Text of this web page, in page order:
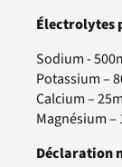
Électrolytes
Sodium -
Potassium –
Calcium –
Magnésium –
Déclaration